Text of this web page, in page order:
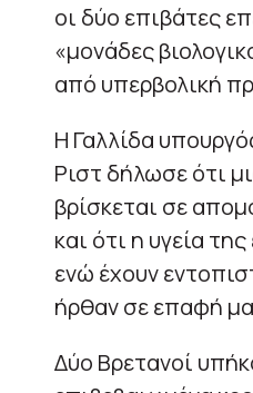
οι δύο επιβάτες
«μονάδες
από υπερβολική
Η Γαλλίδα
Ριστ δήλωσε ότι
βρίσκεται σε
και ότι η υγεία
ενώ έχουν
ήρθαν σε επαφή
Δύο Βρετανοί